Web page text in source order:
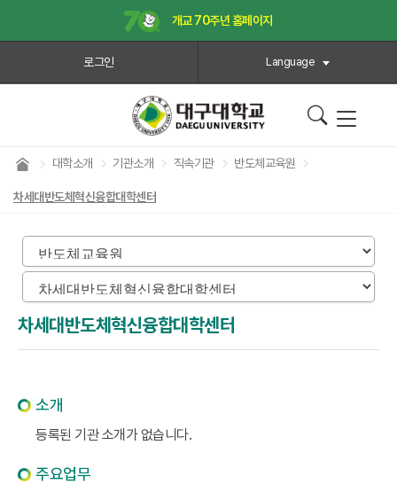
개교 70주년 홈페이지
로그인 Language
대학소개 기관소개 직속기관 반도체교육원
차세대반도체혁신융합대학센터
차세대반도체혁신융합대학센터
소개
등록된 기관 소개가 없습니다.
주요업무